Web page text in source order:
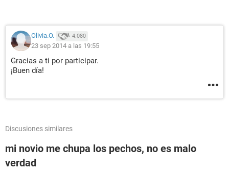
Olivia.O. 4.080
23 sep 2014 a las 19:55
Gracias a ti por participar.
¡Buen día!
Discusiones similares
mi novio me chupa los pechos, no es malo
verdad